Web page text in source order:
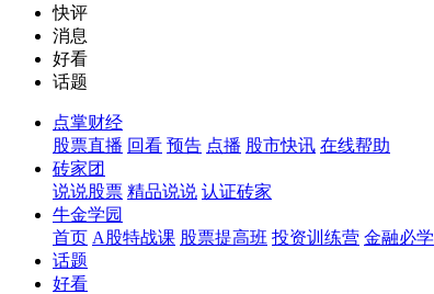
快评
消息
好看
话题
点掌财经
股票直播 回看 预告 点播 股市快讯 在线帮助
砖家团
说说股票 精品说说 认证砖家
牛金学园
首页 A股特战课 股票提高班 投资训练营 金融必学
话题
好看